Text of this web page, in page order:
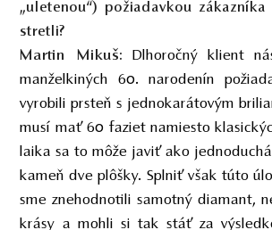
„uletenou“) požiadavkou
stretli?
Martin Mikuš: Dlhoročný klient
manželkiných 60. narodenín
vyrobili prsteň s jednokarátovým
musí mať 60 faziet namiesto
laika sa to môže javiť ako
kameň dve plôšky. Splniť však túto
sme znehodnotili samotný diamant,
krásy a mohli si tak stáť za